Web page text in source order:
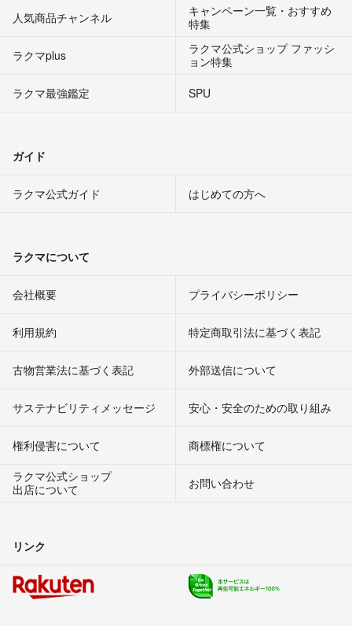
人気商品チャンネル
キャンペーン一覧・おすすめ
特集
ラクマplus
ラクマ公式ショップ ファッシ
ョン特集
ラクマ最強鑑定
SPU
ガイド
ラクマ公式ガイド はじめての方へ
ラクマについて
会社概要 プライバシーポリシー
利用規約 特定商取引法に基づく表記
古物営業法に基づく表記 外部送信について
サステナビリティメッセージ 安心・安全のための取り組み
権利侵害について
商標権について
ラクマ公式ショップ
出店について
お問い合わせ
リンク